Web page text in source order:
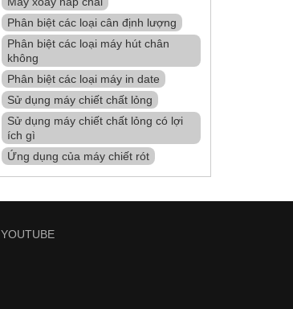
Phân biệt các loại cân định lượng
Phân biệt các loại máy hút chân
không
Phân biệt các loại máy in date
Sử dụng máy chiết chất lỏng
Sử dụng máy chiết chất lỏng có lợi
ích gì
Ứng dụng của máy chiết rót
YOUTUBE